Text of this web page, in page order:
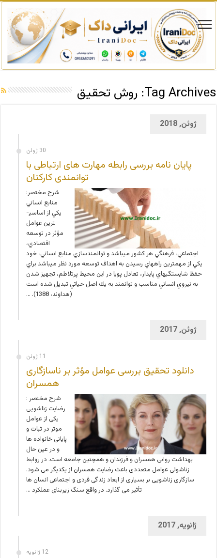
Tag Archives: روش تحقیق
ژوئن, 2018
30 ژوئن
پایان نامه بررسی رابطه مهارت های ارتباطی با
توانمندی کارکنان
شرح مختصر:
منابع انساني
يكي از اساسي­
ترين عوامل
مؤثر در توسعه
اقتصادي،
اجتماعي، فرهنگي هر كشور مي­باشد و توانمندسازي منابع انساني، خود
يكي از مهمترين راه­هاي رسيدن به اهداف توسعه مورد نظر مي­باشد براي
حفظ شايستگي­هاي پايدار، تعادل پويا در اين محيط پرتلاطم، تجهيز شدن
به نيروي انساني مناسب و توانمند به يك اصل حياتي تبديل شده است
(هداوند، 1388). …
ژوئن, 2017
11 ژوئن
دانلود تحقیق بررسی عوامل مؤثر بر ناسازگاری
همسران
شرح مختصر :
رضایت زناشویی
یکی از عوامل
موثر در ثبات و
پایانی خانواده ها
و در عین حال
بهداشت روانی همسران و فرزندان و همچنین جامعه است. در روابط
زناشوئی عوامل متعددی باعث رضایت همسران از یکدیگر می شود.
سازگاری زناشویی بر بسیاری از ابعاد زندگی فردی و اجتماعی انسان ها
تأثیر می گذارد. در واقع سنگ زیربنای عملکرد …
ژانویه, 2017
12 ژانویه